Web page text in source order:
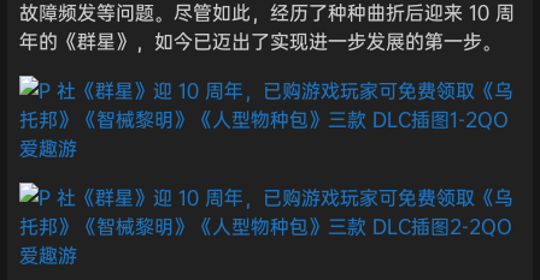
故障频发等问题。尽管如此，经历了种种曲折后迎来 10 周
年的《群星》，如今已迈出了实现进一步发展的第一步。